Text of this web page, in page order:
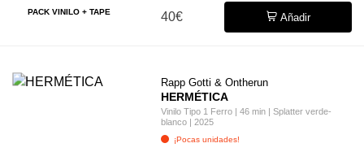
PACK VINILO + TAPE 40€ Añadir
Rapp Gotti & Ontherun
HERMÉTICA
Vinilo Tipo 1 Ferro | 46 min | Splatter verde-
blanco | 2025
¡Pocas unidades!